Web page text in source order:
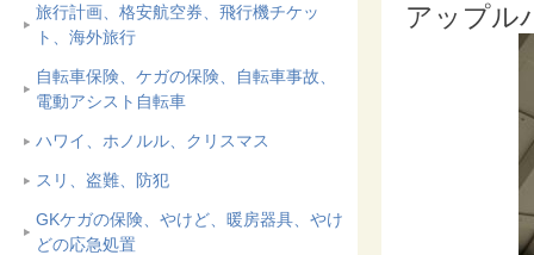
旅行計画、格安航空券、飛行機チケッ
ト、海外旅行
自転車保険、ケガの保険、自転車事故、
電動アシスト自転車
ハワイ、ホノルル、クリスマス
スリ、盗難、防犯
GKケガの保険、やけど、暖房器具、やけ
どの応急処置
アップル